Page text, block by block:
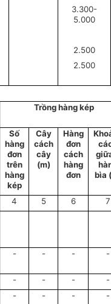
3.300-
5.000
2.500
2.500
Trồng hàng kép
Số
hàng
đơn
trên
hàng
kép
Cây
cách
cây
(m)
Hàng
đơn
cách
hàng
đơn
bìa
4 5 6
7
- - - -
- - -
-
- - - -